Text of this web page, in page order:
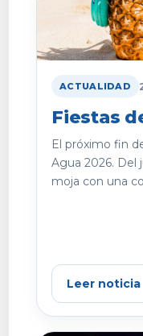
ACTUALIDAD
Fiestas
El próximo fin
Agua 2026. Del
moja con una
Leer noticia